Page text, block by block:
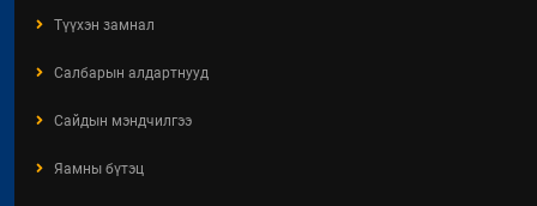
Түүхэн замнал
Салбарын алдартнууд
Сайдын мэндчилгээ
Яамны бүтэц